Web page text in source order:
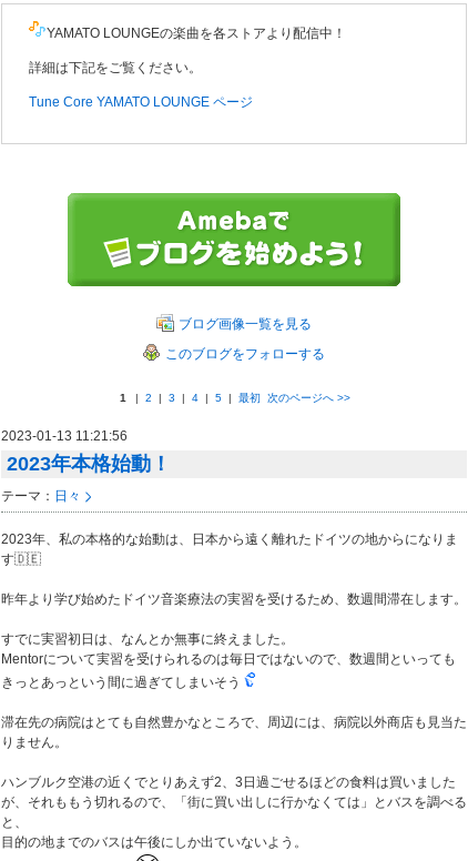
YAMATO LOUNGEの楽曲を各ストアより配信中！
詳細は下記をご覧ください。
Tune Core YAMATO LOUNGE ページ
ブログ画像一覧を見る
このブログをフォローする
1 | 2 | 3 | 4 | 5 | 最初 次のページへ >>
2023-01-13 11:21:56
2023年本格始動！
テーマ： 日々
2023年、私の本格的な始動は、日本から遠く離れたドイツの地からになりま
す🇩🇪
昨年より学び始めたドイツ音楽療法の実習を受けるため、数週間滞在します。
すでに実習初日は、なんとか無事に終えました。
Mentorについて実習を受けられるのは毎日ではないので、数週間といっても
きっとあっという間に過ぎてしまいそう
滞在先の病院はとても自然豊かなところで、周辺には、病院以外商店も見当た
りません。
ハンブルク空港の近くでとりあえず2、3日過ごせるほどの食料は買いました
が、それももう切れるので、「街に買い出しに行かなくては」とバスを調べる
と、
目的の地までのバスは午後にしか出ていないよう。